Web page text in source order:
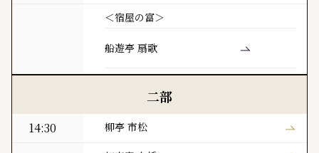
＜宿屋の富＞
船遊亭 扇歌
二部
14:30 柳亭 市松